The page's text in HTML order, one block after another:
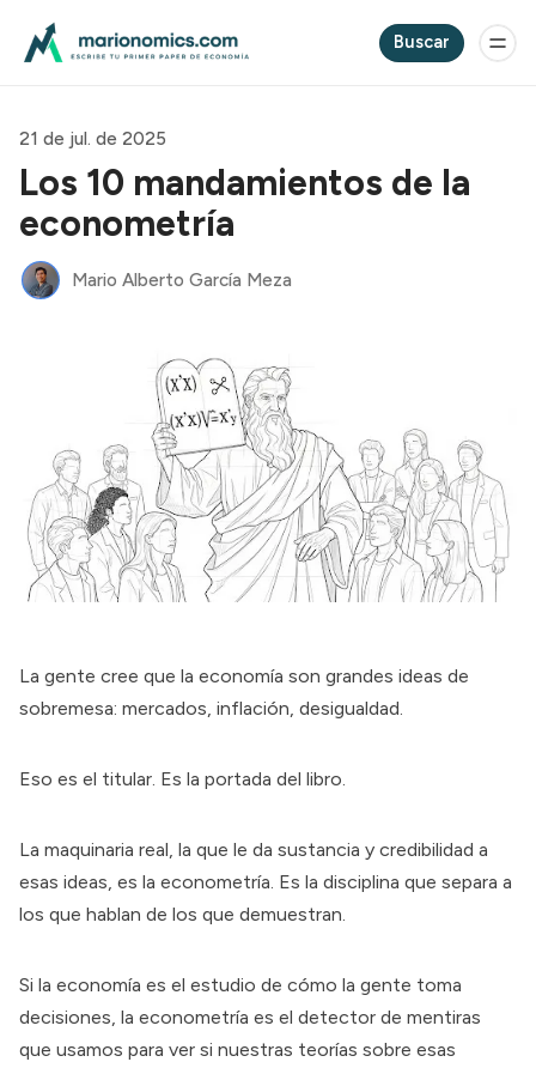
Buscar
21 de jul. de 2025
Los 10 mandamientos de la
econometría
Mario Alberto García Meza
La gente cree que la economía son grandes ideas de
sobremesa: mercados, inflación, desigualdad.
Eso es el titular. Es la portada del libro.
La maquinaria real, la que le da sustancia y credibilidad a
esas ideas, es la econometría. Es la disciplina que separa a
los que hablan de los que demuestran.
Si la economía es el estudio de cómo la gente toma
decisiones, la econometría es el detector de mentiras
que usamos para ver si nuestras teorías sobre esas